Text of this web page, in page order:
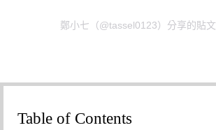
鄭小七（@tassel0123）分享的貼文
Table of Contents